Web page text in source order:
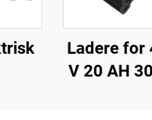
Ladere for
V 20 AH